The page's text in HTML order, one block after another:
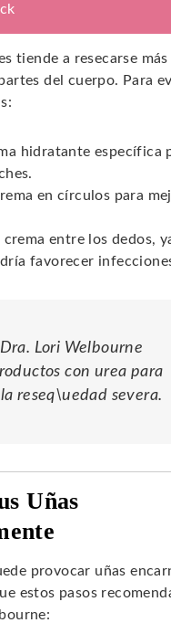
tiende a resecarse
del cuerpo. Para
hidratante específica
en círculos para
crema entre los dedos,
favorecer
Lori Welbourne
con urea para
reseq\uedad severa.
Uñas
provocar uñas
estos pasos